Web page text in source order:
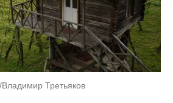
Третьяков